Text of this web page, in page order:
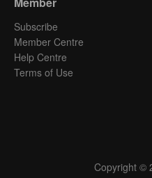
Subscribe
Member Centre
Help Centre
Terms of Use
Copyright ©